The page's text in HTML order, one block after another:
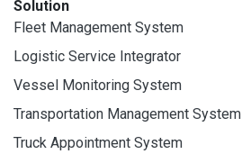
Solution
Fleet Management System
Logistic Service Integrator
Vessel Monitoring System
Transportation Management System
Truck Appointment System